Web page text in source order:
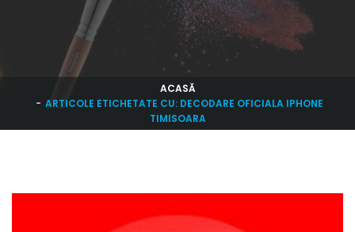
ACASĂ
ARTICOLE ETICHETATE CU: DECODARE OFICIALA IPHONE
TIMISOARA